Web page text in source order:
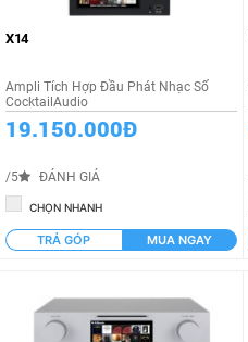
X14
Ampli Tích Hợp Đầu Phát Nhạc Số
CocktailAudio
19.150.000Đ
/5 ĐÁNH GIÁ
CHỌN NHANH
TRẢ GÓP MUA NGAY